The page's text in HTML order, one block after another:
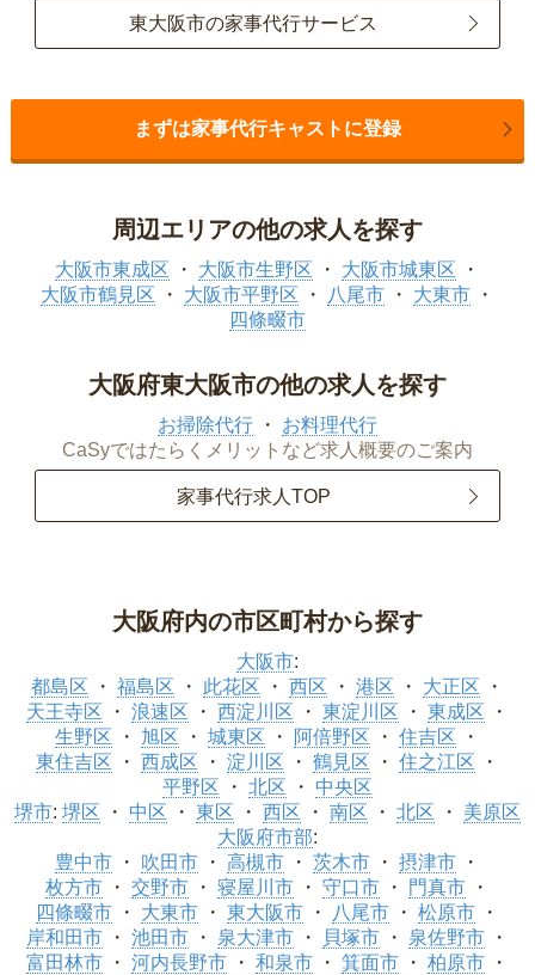
東大阪市の家事代行サービス
まずは家事代行キャストに登録
周辺エリアの他の求人を探す
大阪市東成区 大阪市生野区
大阪市城東区
大阪市鶴見区
大阪市平野区 八尾市
大東市
四條畷市
大阪府東大阪市の他の求人を探す
お掃除代行
お料理代行
CaSyではたらくメリットなど求人概要のご案内
家事代行求人TOP
大阪府内の市区町村から探す
大阪市:
都島区
福島区 此花区 西区 港区
大正区
天王寺区
浪速区 西淀川区 東淀川区
東成区
生野区
旭区 城東区 阿倍野区
住吉区
東住吉区
西成区 淀川区 鶴見区
住之江区
平野区
北区
中央区
堺市: 堺区 中区 東区 西区 南区 北区
美原区
大阪府市部:
豊中市
吹田市 高槻市 茨木市
摂津市
枚方市
交野市 寝屋川市 守口市
門真市
四條畷市
大東市 東大阪市 八尾市
松原市
岸和田市
池田市 泉大津市 貝塚市
泉佐野市
富田林市
河内長野市 和泉市 箕面市
柏原市